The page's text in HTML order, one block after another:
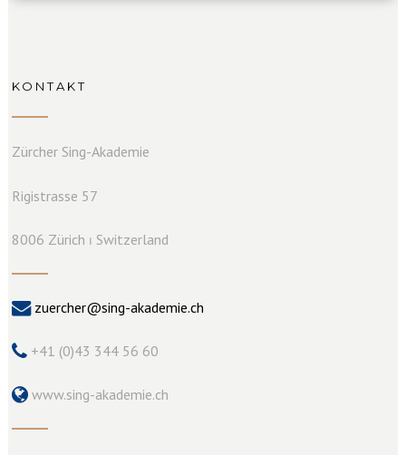
KONTAKT
Zürcher Sing-Akademie
Rigistrasse 57
8006 Zürich ⏐ Switzerland
zuercher@sing-akademie.ch
+41 (0)43 344 56 60
www.sing-akademie.ch